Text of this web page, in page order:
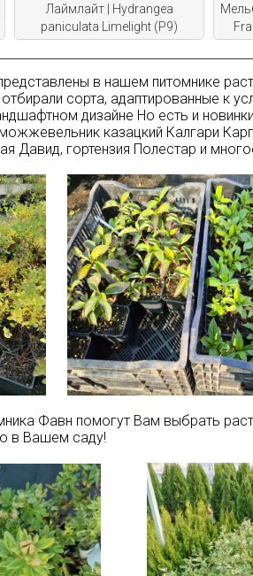
Лаймлайт | Hydrangea
paniculata Limelight (P9)
в нашем питомнике
сорта, адаптированные к
дизайне Но есть и
казацкий Калгари
Давид, гортензия Полестар и
Фавн помогут Вам выбрать
в Вашем саду!